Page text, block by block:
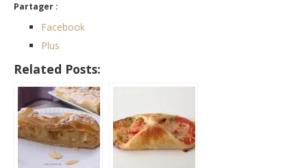
Partager :
Facebook
Plus
Related Posts: